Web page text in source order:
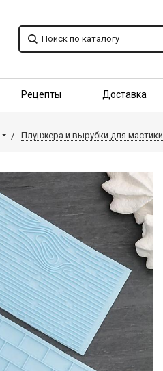
Рецепты Доставка
Плунжера и вырубки для мастики